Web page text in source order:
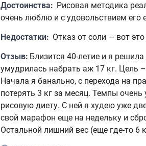
Достоинства: Рисовая методика
очень люблю и с удовольствием его
Недостатки: Отказ от соли — вот
Отзыв: Близится 40-летие и я
умудрилась набрать аж 17 кг. Цель –
Начала я банально, с перехода на
потерять 3 кг за месяц. Темпы
рисовую диету. С ней я худею уже
свой марафон еще на недельку и
Остальной лишний вес (еще где-то 6